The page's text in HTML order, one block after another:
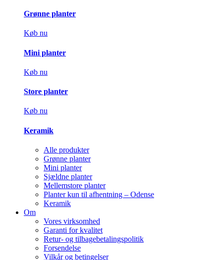
Grønne planter
Køb nu
Mini planter
Køb nu
Store planter
Køb nu
Keramik
Alle produkter
Grønne planter
Mini planter
Sjældne planter
Mellemstore planter
Planter kun til afhentning – Odense
Keramik
Om
Vores virksomhed
Garanti for kvalitet
Retur- og tilbagebetalingspolitik
Forsendelse
Vilkår og betingelser